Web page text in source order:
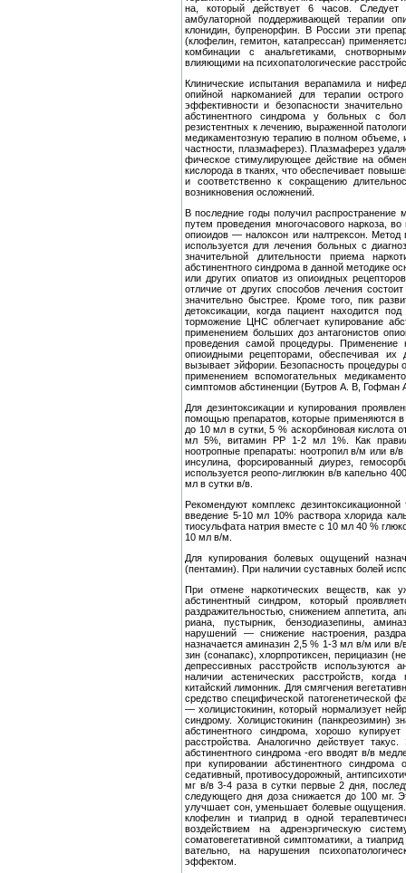
на, который действует 6 часов. Следует
амбулаторной поддерживаю­щей терапии
клонидин, бупренорфин. В России эти
(клофелин, гемитон, катапрессан)
комбинации с аналь­гетиками,
влияющими на психопатологические
Клинические испытания верапамила и
опийной нарко­манией для терапии
эффективности и безопасности
абстинентного синдрома у больных с
резистентных к ле­чению, выраженной
медикаментозную терапию в пол­ном объеме,
частности, плазмаферез). Плазмаферез
фическое стимулирующее действие на
кислорода в тка­нях, что обеспечивает
и соответственно к сокраще­нию
возникновения осложнений.
В последние годы получил распространение
путем про­ведения многочасового наркоза,
опиоидов — налоксон или налтрексон. Метод
используется для лечения больных с
значительной длительности приема
абстинентного синдро­ма в данной методике
или других опиатов из опиоидных
отличие от других способов лечения
значи­тельно быстрее. Кроме того, пик
детоксикации, когда па­циент находится
торможение ЦНС облегчает купирование
применением больших доз антагонистов
проведе­ния самой процедуры. Применение
опиоидными рецепторами, обеспечивая их
вызывает эйфории. Безопасность процедуры
при­менением вспомогательных
симптомов абстиненции (Бутров А. В, Гофман
Для дезинтоксикации и купирования
помощью препаратов, которые применяются
до 10 мл в сутки, 5 % аскорбиновая кислота
мл 5%, витамин РР 1-2 мл 1%. Как
ноотропные препараты: ноотропил в/м или в/
инсу­лина, форсированный диурез,
используется реопо-лиглюкин в/в капельно
мл в сутки в/в.
Рекомендуют комплекс
введение 5-10 мл 10% раствора хлорида
тиосульфата натрия вместе с 10 мл 40 %
10 мл в/м.
Для купирования болевых ощущений
(пентамин). При наличии суставных болей
При отмене наркотических веществ, как
абстинентный синдром, который
раздражительностью, снижением аппетита,
риана, пустырник, бензодиазепины,
нарушений — снижение настроения,
назначается аминазин 2,5 % 1-3 мл в/м или
зин (сонапакс), хлорпротиксен, перициазин
депрессивных расстройств используются
наличии астенических расстройств, когда
китайский лимонник. Для смягчения
сред­ство специфической патогенетической
— холицистокинин, который нормализует
синдрому. Холицистокинин (панкреозимин)
абстинентного синдрома, хорошо
расстрой­ства. Аналогично действует
абстинентного синдрома -его вводят в/в
при купировании абстинентного синдро­ма
седативный, противосудорожный,
мг в/в 3-4 раза в сутки первые 2 дня,
следующего дня доза снижается до 100 мг.
улучшает сон, уменьшает болевые
клофелин и тиаприд в одной
воздействием на адренэргическую
соматовегетативной симптоматики, а
вательно, на нарушения
эффектом.